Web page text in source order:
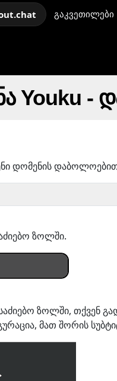
გაკვეთილები
Youku -
დომენის
ზოლში.
ზოლში, თქვენ
მათ შორის